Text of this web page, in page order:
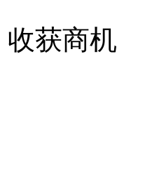
获商机